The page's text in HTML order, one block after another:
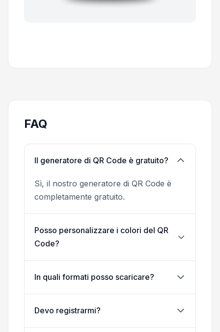
FAQ
Il generatore di QR Code è gratuito?
Sì, il nostro generatore di QR Code è
completamente gratuito.
Posso personalizzare i colori del QR
Code?
In quali formati posso scaricare?
Devo registrarmi?